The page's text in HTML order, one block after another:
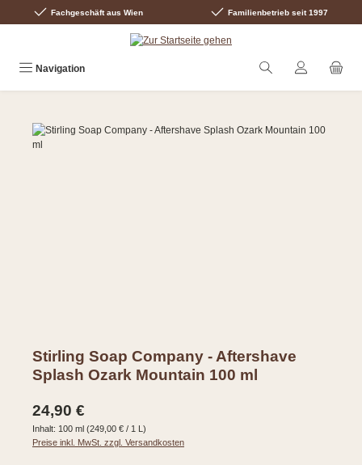
Zum Hauptinhalt springen
Fachgeschäft aus Wien Familienbetrieb seit 1997
Navigation
Stirling Soap Company - Aftershave
Splash Ozark Mountain 100 ml
Regulärer Preis:
24,90 €
Inhalt: 100 ml (249,00 € / 1 L)
Preise inkl. MwSt. zzgl. Versandkosten